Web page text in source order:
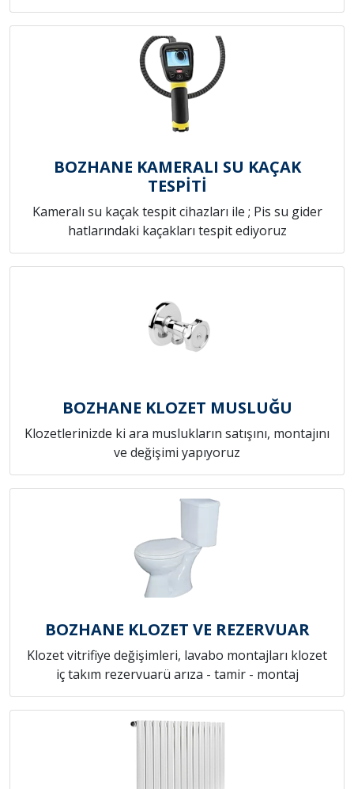
BOZHANE KAMERALI SU KAÇAK
TESPİTİ
Kameralı su kaçak tespit cihazları ile ; Pis su gider
hatlarındaki kaçakları tespit ediyoruz
BOZHANE KLOZET MUSLUĞU
Klozetlerinizde ki ara muslukların satışını, montajını
ve değişimi yapıyoruz
BOZHANE KLOZET VE REZERVUAR
Klozet vitrifiye değişimleri, lavabo montajları klozet
iç takım rezervuarü arıza - tamir - montaj